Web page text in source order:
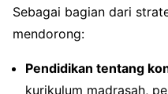
Sebagai bagian dari
mendorong:
Pendidikan tentang
kurikulum madrasah,